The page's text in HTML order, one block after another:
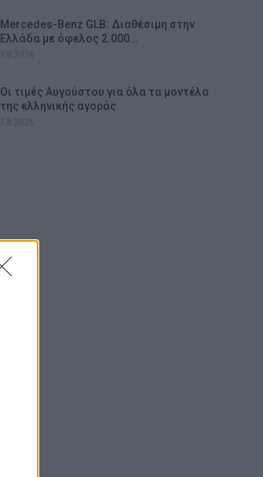
Mercedes-Benz GLB: Διαθέσιμη στην
Ελλάδα με όφελος 2.000…
Οι τιμές Αυγούστου για όλα τα μοντέλα
της ελληνικής αγοράς